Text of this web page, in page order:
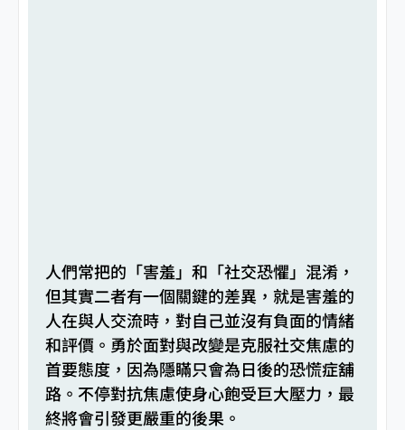
人們常把的「害羞」和「社交恐懼」混淆，
但其實二者有一個關鍵的差異，就是害羞的
人在與人交流時，對自己並沒有負面的情緒
和評價。勇於面對與改變是克服社交焦慮的
首要態度，因為隱瞞只會為日後的恐慌症舖
路。不停對抗焦慮使身心飽受巨大壓力，最
終將會引發更嚴重的後果。